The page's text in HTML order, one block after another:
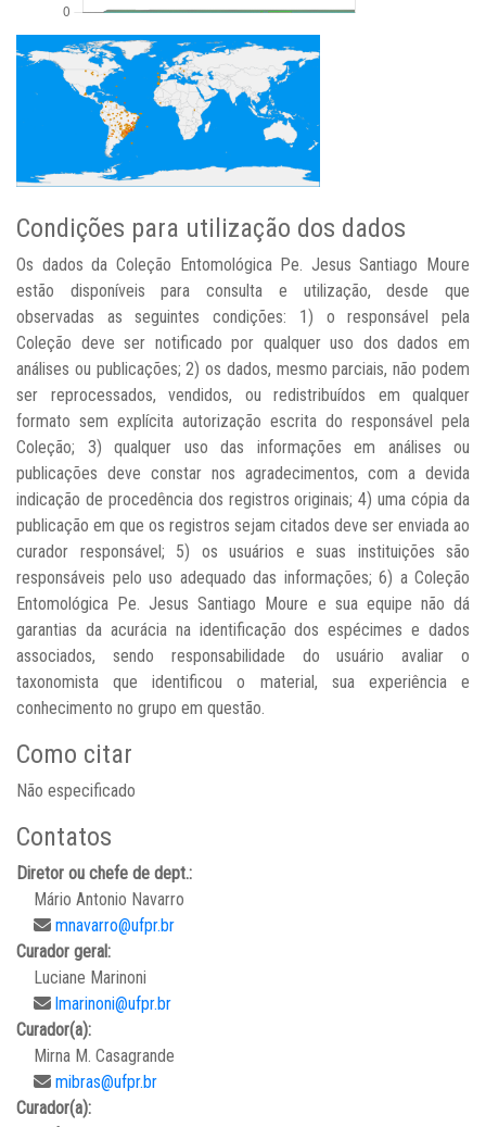
Condições para utilização dos dados
Os dados da Coleção Entomológica Pe. Jesus Santiago Moure
estão disponíveis para consulta e utilização, desde que
observadas as seguintes condições: 1) o responsável pela
Coleção deve ser notificado por qualquer uso dos dados em
análises ou publicações; 2) os dados, mesmo parciais, não podem
ser reprocessados, vendidos, ou redistribuídos em qualquer
formato sem explícita autorização escrita do responsável pela
Coleção; 3) qualquer uso das informações em análises ou
publicações deve constar nos agradecimentos, com a devida
indicação de procedência dos registros originais; 4) uma cópia da
publicação em que os registros sejam citados deve ser enviada ao
curador responsável; 5) os usuários e suas instituições são
responsáveis pelo uso adequado das informações; 6) a Coleção
Entomológica Pe. Jesus Santiago Moure e sua equipe não dá
garantias da acurácia na identificação dos espécimes e dados
associados, sendo responsabilidade do usuário avaliar o
taxonomista que identificou o material, sua experiência e
conhecimento no grupo em questão.
Como citar
Não especificado
Contatos
Diretor ou chefe de dept.:
Mário Antonio Navarro
mnavarro@ufpr.br
Curador geral:
Luciane Marinoni
lmarinoni@ufpr.br
Curador(a):
Mirna M. Casagrande
mibras@ufpr.br
Curador(a):